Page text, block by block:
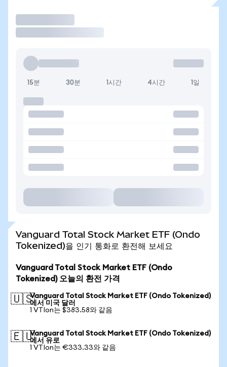
15분 30분 1시간 4시간 1일
Vanguard Total Stock Market ETF (Ondo
Tokenized)을 인기 통화로 환전해 보세요
Vanguard Total Stock Market ETF (Ondo
Tokenized) 오늘의 환전 가격
🇺🇸Vanguard Total Stock Market ETF (Ondo Tokenized)
에서 미국 달러
1 VTIon는 $383.58와 같음
🇪🇺Vanguard Total Stock Market ETF (Ondo Tokenized)
에서 유로
1 VTIon는 €333.33와 같음